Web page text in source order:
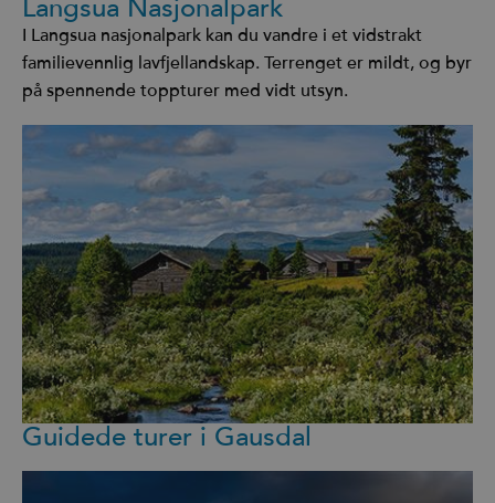
Langsua Nasjonalpark
I Langsua nasjonalpark kan du vandre i et vidstrakt
familievennlig lavfjellandskap. Terrenget er mildt, og byr
på spennende toppturer med vidt utsyn.
Guidede turer i Gausdal